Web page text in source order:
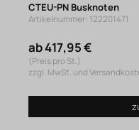
CTEU-PN Busknoten
Artikelnummer: 122201471
ab 417,95 €
(Preis pro St.)
zzgl. MwSt. und